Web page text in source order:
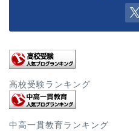
高校受験ランキング
中高一貫教育ランキング